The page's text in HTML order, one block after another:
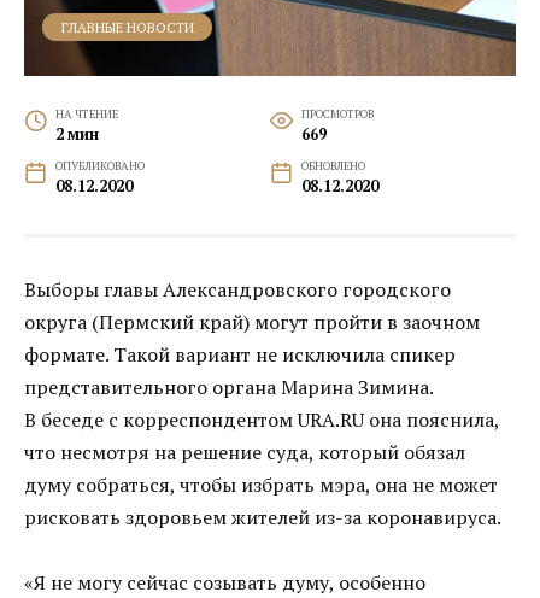
ГЛАВНЫЕ НОВОСТИ
НА ЧТЕНИЕ
2 мин
ПРОСМОТРОВ
669
ОПУБЛИКОВАНО
08.12.2020
ОБНОВЛЕНО
08.12.2020
Выборы главы Александровского городского
округа (Пермский край) могут пройти в заочном
формате. Такой вариант не исключила спикер
представительного органа Марина Зимина.
В беседе с корреспондентом URA.RU она пояснила,
что несмотря на решение суда, который обязал
думу собраться, чтобы избрать мэра, она не может
рисковать здоровьем жителей из-за коронавируса.
«Я не могу сейчас созывать думу, особенно